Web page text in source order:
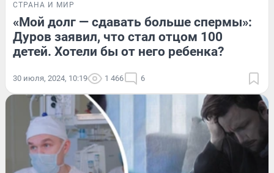
СТРАНА И МИР
«Мой долг — сдавать больше спермы»:
Дуров заявил, что стал отцом 100
детей. Хотели бы от него ребенка?
30 июля, 2024, 10:19 1 466 6